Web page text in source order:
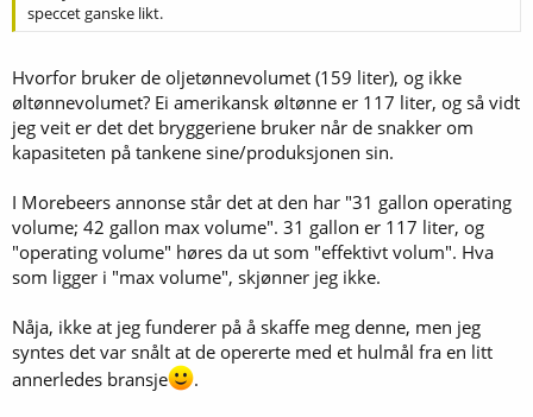
speccet ganske likt.
Hvorfor bruker de oljetønnevolumet (159 liter), og ikke
øltønnevolumet? Ei amerikansk øltønne er 117 liter, og så vidt
jeg veit er det det bryggeriene bruker når de snakker om
kapasiteten på tankene sine/produksjonen sin.
I Morebeers annonse står det at den har "31 gallon operating
volume; 42 gallon max volume". 31 gallon er 117 liter, og
"operating volume" høres da ut som "effektivt volum". Hva
som ligger i "max volume", skjønner jeg ikke.
Nåja, ikke at jeg funderer på å skaffe meg denne, men jeg
syntes det var snålt at de opererte med et hulmål fra en litt
annerledes bransje
.